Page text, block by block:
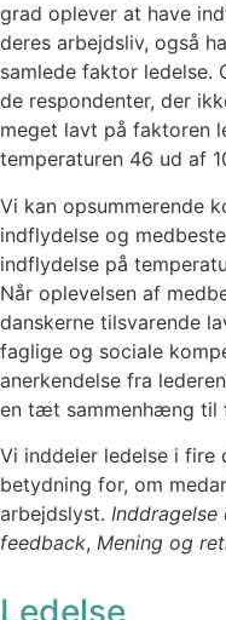
grad oplever at have
deres arbejdsliv, også
samlede faktor ledelse.
de respondenter, der
meget lavt på faktoren
temperaturen 46 ud af
Vi kan opsummerende
indflydelse og
indflydelse på
Når oplevelsen af
danskerne tilsvarende
faglige og sociale
anerkendelse fra
en tæt sammenhæng til
Vi inddeler ledelse i fire
betydning for, om
arbejdslyst. Inddragelse
feedback, Mening og
Ledelse